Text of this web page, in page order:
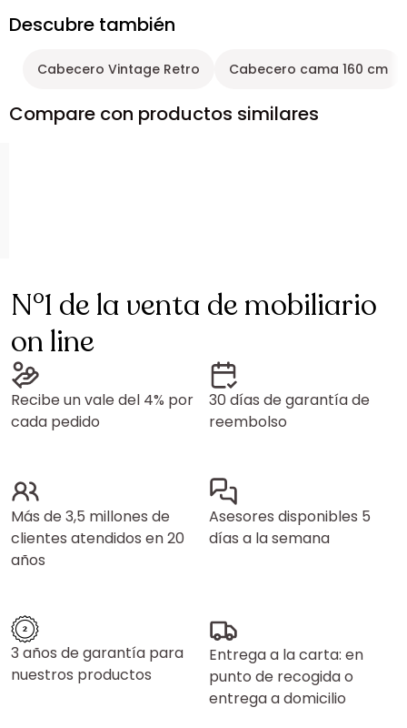
Descubre también
Cabecero Vintage Retro Cabecero cama 160 cm
Compare con productos similares
N°1 de la venta de mobiliario
on line
Recibe un vale del 4% por
cada pedido
30 días de garantía de
reembolso
Más de 3,5 millones de
clientes atendidos en 20
años
Asesores disponibles 5
días a la semana
3 años de garantía para
nuestros productos
Entrega a la carta: en
punto de recogida o
entrega a domicilio